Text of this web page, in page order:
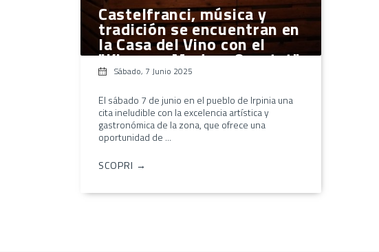
Castelfranci, música y
tradición se encuentran en
la Casa del Vino con el
"Klezmer Modern Quartet"
Sábado, 7 Junio 2025
El sábado 7 de junio en el pueblo de Irpinia una
cita ineludible con la excelencia artística y
gastronómica de la zona, que ofrece una
oportunidad de ...
SCOPRI →